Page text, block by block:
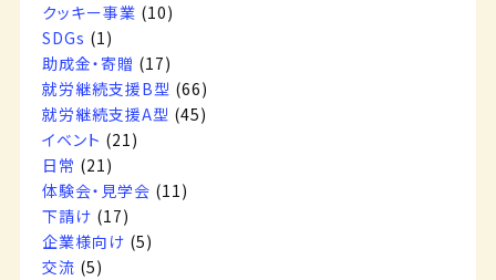
クッキー事業 (10)
SDGs (1)
助成金・寄贈 (17)
就労継続支援B型 (66)
就労継続支援A型 (45)
イベント (21)
日常 (21)
体験会・見学会 (11)
下請け (17)
企業様向け (5)
交流 (5)